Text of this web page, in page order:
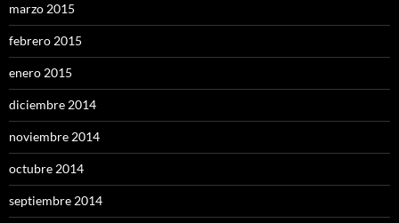
marzo 2015
febrero 2015
enero 2015
diciembre 2014
noviembre 2014
octubre 2014
septiembre 2014